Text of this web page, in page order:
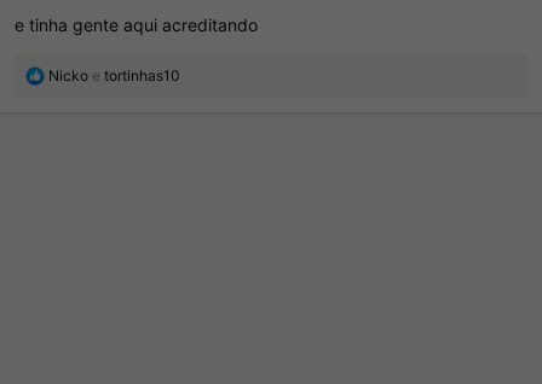
e tinha gente aqui acreditando
R
Nicko e tortinhas10